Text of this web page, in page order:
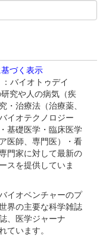
づく表示
バイオトゥデイ
究や人の病気（疾
治療法（治療薬、
イオテクノロジー
基礎医学・臨床医学
医師、専門医）・看
門家に対して最新の
スを提供していま
イオベンチャーのプ
界の主要な科学雑誌
、医学ジャーナ
ています。